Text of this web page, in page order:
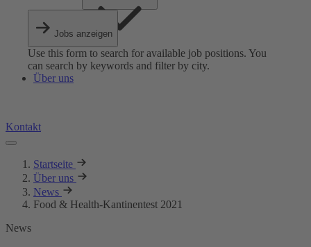
Jobs anzeigen
Use this form to search for available job positions. You
can search by keywords and filter by city.
Über uns
Kontakt
Startseite
Über uns
News
Food & Health-Kantinentest 2021
News